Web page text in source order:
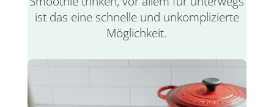
istdas eine schnelle und unkomplizierte
Möglichkeit.